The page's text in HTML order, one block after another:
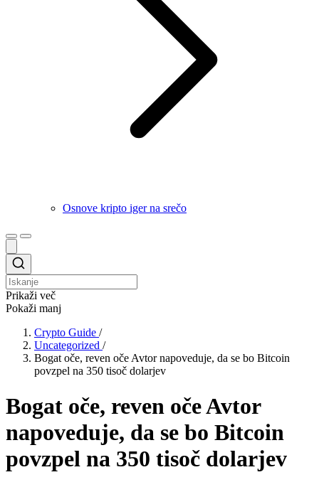
Osnove kripto iger na srečo
Prikaži več
Pokaži manj
Crypto Guide /
Uncategorized /
Bogat oče, reven oče Avtor napoveduje, da se bo Bitcoin
povzpel na 350 tisoč dolarjev
Bogat oče, reven oče Avtor
napoveduje, da se bo Bitcoin
povzpel na 350 tisoč dolarjev